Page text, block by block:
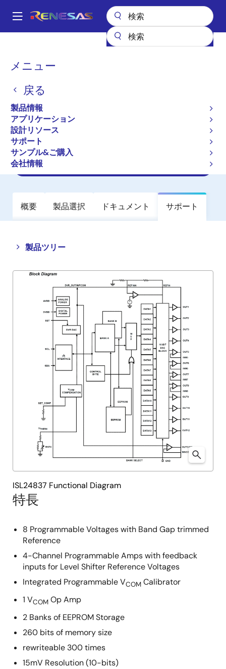
ン
Main
メニュー
戻る
製品情報
アプリケーション
設計リソース
サポート
サンプル&ご購入
会社情報
パ
く
ず
専用アンプ
ISL24837
ISL24837
廃止品
8-Channel Programmable I2C TFT-
LCD Reference Voltage Generator
概要 製品選択 ドキュメント サポート
製品ツリー
Close
tree
Open
tree
特長
8 Programmable Voltages with Band Gap trimmed
Reference
4-Channel Programmable Amps with feedback
inputs for Level Shifter Reference Voltages
Integrated Programmable VCOM Calibrator
1 VCOM Op Amp
2 Banks of EEPROM Storage
260 bits of memory size
rewriteable 300 times
15mV Resolution (10-bits)
ISL24837 Functional Diagram